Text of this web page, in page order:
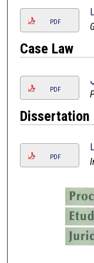
PDF
Case Law
PDF
Dissertation
PDF